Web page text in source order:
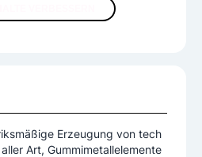
Erzeugung von tech
Art, Gummimetallelemente